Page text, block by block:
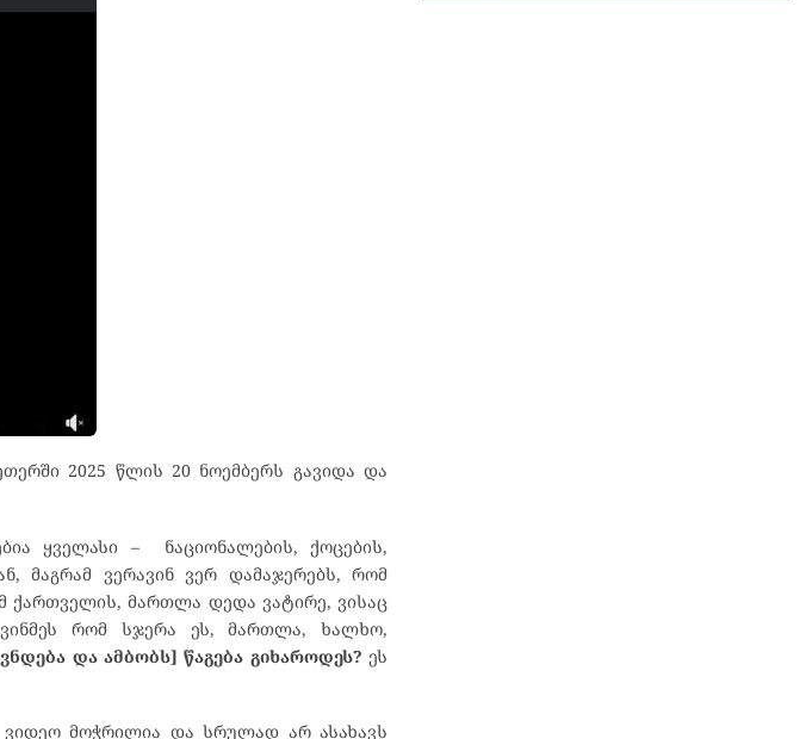
2025 წლის 20 ნოემბერს გავიდა და
ყველასი – ნაციონალების, ქოცების,
მაგრამ ვერავინ ვერ დამაჯერებს, რომ
ქართველის, მართლა დედა ვატირე, ვისაც
რომ სჯერა ეს, მართლა, ხალხო,
და ამბობს] წაგება გიხაროდეს? ეს
მოჭრილია და სრულად არ ასახავს